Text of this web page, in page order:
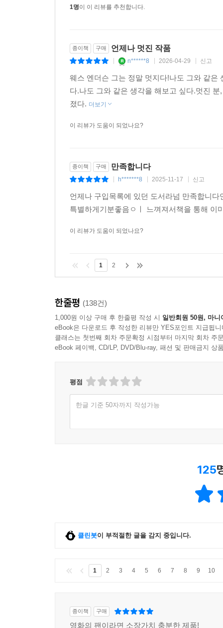
오직 그만이 만들 수 있는 유쾌함의 절정 -인디와이
1명이 이 리뷰를 추천합니다.
종이책 구매 언제나 멋진 작품
n******8 2026-04-29 신고
웨스 엔더슨 그는 정말 멋지다!나도 그와 같은
다.나도 그와 같은 생각을 해보고 싶다.멋진
졌다. 더보기
이 리뷰가 도움이 되었나요?
종이책 구매 만족합니다
h*******8 2025-11-17 신고
언제나 구입목록에 있던 도서라넘 만족합니
특별하게기분좋음ㅇㅣ 느껴져서책을 통해
이 리뷰가 도움이 되었나요?
1 2
한줄평 (138건)
1,000원 이상 구매 후 한줄평 작성 시 일반회원 50원, 마니
eBook은 다운로드 후 작성한 리뷰만 YES포인트 지급됩니
클래스는 첫번째 회차 주문확정 시점부터 마지막 회차 주
eBook 페이백, CD/LP, DVD/Blu-ray, 패션 및 판매금지 상
평점
한글 기준 50자까지 작성가능
125
클린봇이 부적절한 글을 감지 중입니다.
1 2 3 4 5 6 7 8 9 10
종이책 구매
영화의 팬이라면 소장가치 충분한 제품!